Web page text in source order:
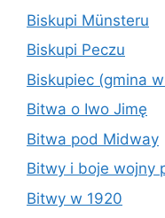
Biskupi Münsteru
Biskupi Peczu
Biskupiec (gmina
Bitwa o Iwo Jimę
Bitwa pod Midway
Bitwy i boje wojny
Bitwy w 1920